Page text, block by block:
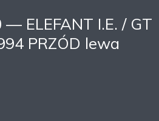
ELEFANT I.E. / GT
PRZÓD lewa